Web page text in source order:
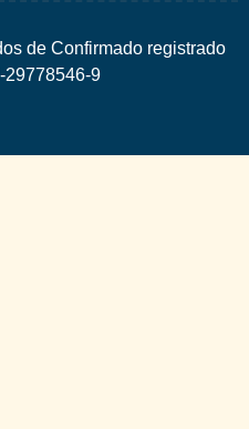
de Confirmado registrado
29778546-9